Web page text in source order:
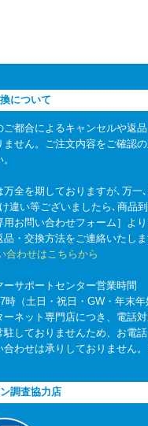
について
ご都合によるキャンセルや返
ません。ご注文内容をご確認
万全を期しておりますが､万一
違い等ございましたら､商品
用お問い合わせフォーム］よ
品・交換方法をご連絡いたしま
合わせはこちらから
ーサポートセンター営業時間
時（土日・祝日・GW・年末年
ネット専門店につき、電話
駐しておりませんため、お電
合わせは承りしておりません
調査協力店